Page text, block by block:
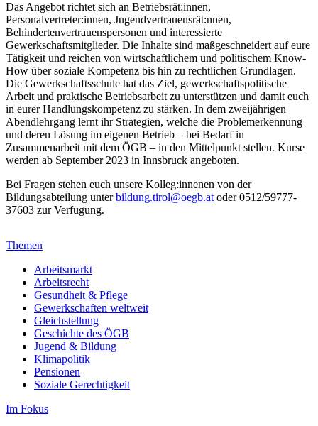
Das Angebot richtet sich an Betriebsrät:innen,
Personalvertreter:innen, Jugendvertrauensrät:nnen,
Behindertenvertrauenspersonen und interessierte
Gewerkschaftsmitglieder. Die Inhalte sind maßgeschneidert auf eure
Tätigkeit und reichen von wirtschaftlichem und politischem Know-
How über soziale Kompetenz bis hin zu rechtlichen Grundlagen.
Die Gewerkschaftsschule hat das Ziel, gewerkschaftspolitische
Arbeit und praktische Betriebsarbeit zu unterstützen und damit euch
in eurer Handlungskompetenz zu stärken. In dem zweijährigen
Abendlehrgang lernt ihr Strategien, welche die Problemerkennung
und deren Lösung im eigenen Betrieb – bei Bedarf in
Zusammenarbeit mit dem ÖGB – in den Mittelpunkt stellen. Kurse
werden ab September 2023 in Innsbruck angeboten.
Bei Fragen stehen euch unsere Kolleg:innenen von der
Bildungsabteilung unterbildung.tirol@oegb.at oder 0512/59777-
37603 zur Verfügung.
Themen
Arbeitsmarkt
Arbeitsrecht
Gesundheit & Pflege
Gewerkschaften weltweit
Gleichstellung
Geschichte des ÖGB
Jugend & Bildung
Klimapolitik
Pensionen
Soziale Gerechtigkeit
Im Fokus